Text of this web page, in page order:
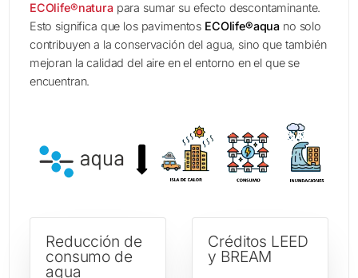
ECOlife®naturapara sumar su efecto descontaminante.
Esto significa que los pavimentos ECOlife®aqua no solo
contribuyen a la conservación del agua, sino que también
mejoran la calidad del aire en el entorno en el que se
encuentran.
Reducción de
consumo de
agua
Créditos LEED
y BREAM